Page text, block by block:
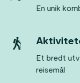
En unik
Et bredt
reisemål